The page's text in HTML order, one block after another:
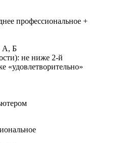
профессиональное +
А, Б
не ниже 2-й
«удовлетворительно»